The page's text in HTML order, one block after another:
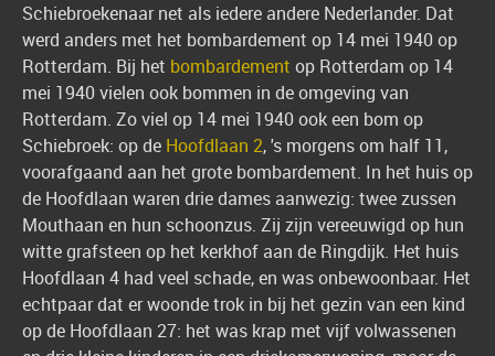
Schiebroekenaar net als iedere andere Nederlander. Dat
werd anders met het bombardement op 14 mei 1940 op
Rotterdam. Bij het bombardement op Rotterdam op 14
mei 1940 vielen ook bommen in de omgeving van
Rotterdam. Zo viel op 14 mei 1940 ook een bom op
Schiebroek: op de Hoofdlaan 2, 's morgens om half 11,
voorafgaand aan het grote bombardement. In het huis op
de Hoofdlaan waren drie dames aanwezig: twee zussen
Mouthaan en hun schoonzus. Zij zijn vereeuwigd op hun
witte grafsteen op het kerkhof aan de Ringdijk. Het huis
Hoofdlaan 4 had veel schade, en was onbewoonbaar. Het
echtpaar dat er woonde trok in bij het gezin van een kind
op de Hoofdlaan 27: het was krap met vijf volwassenen